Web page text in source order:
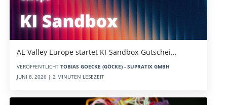
AE Valley Europe startet KI-Sandbox-Gutschei…
VERÖFFENTLICHT TOBIAS GOECKE (GÖCKE) - SUPRATIX GMBH
JUNI 8, 2026 | 2 MINUTEN LESEZEIT